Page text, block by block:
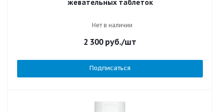
жевательных таблеток
Нет в наличии
2 300руб./шт
Подписаться